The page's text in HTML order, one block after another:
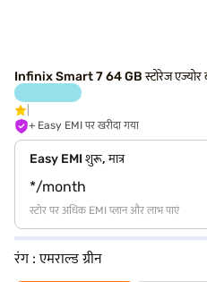
Infinix Smart 7 64 GB स्टोरेज एज्योर
+ Easy EMI पर खरीदा गया
Easy EMI शुरू, मात्र
*/month
स्टोर पर अधिक EMI प्लान और लाभ पाएं
रंग :एमराल्ड ग्रीन